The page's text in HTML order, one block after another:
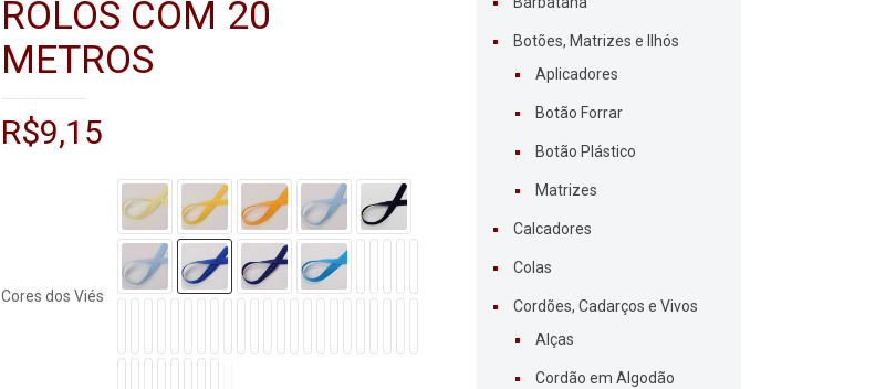
ROLOS COM 20
METROS
R$9,15
Cores dos Viés
Botões, Matrizes e Ilhós
Aplicadores
Botão Forrar
Botão Plástico
Matrizes
Calcadores
Colas
Cordões, Cadarços e Vivos
Alças
Cordão em Algodão